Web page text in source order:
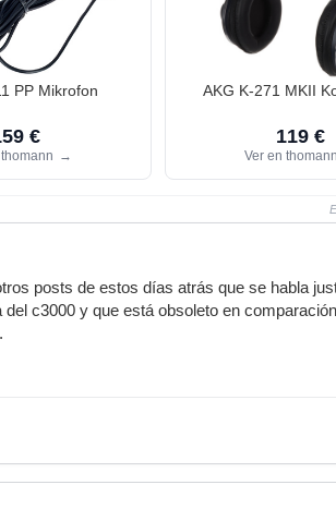
PP Mikrofon
€
→
AKG K-271 MKII
119 €
Ver en thomann
posts de estos días atrás que se habla
c3000 y que está obsoleto en